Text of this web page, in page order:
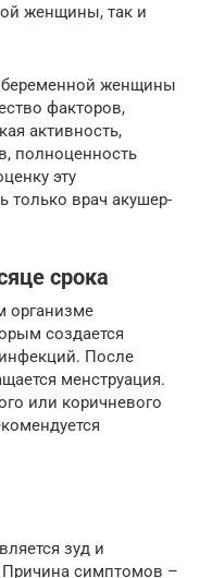
женщины, так и
беременной женщины
факторов,
активность,
полноценность
эту
только врач акушер-
срока
организме
создается
После
менструация.
или коричневого
зуд и
симптомов –